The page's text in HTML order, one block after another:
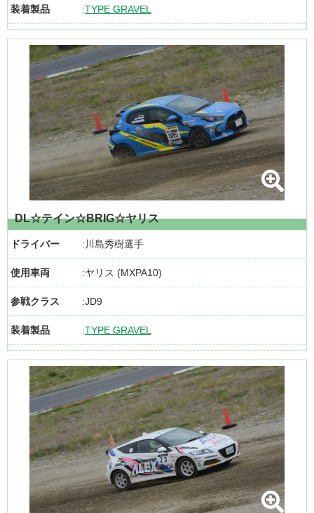
装着製品 TYPE GRAVEL
DL☆テイン☆BRIG☆ヤリス
ドライバー 川島秀樹選手
使用車両 ヤリス (MXPA10)
参戦クラス JD9
装着製品 TYPE GRAVEL